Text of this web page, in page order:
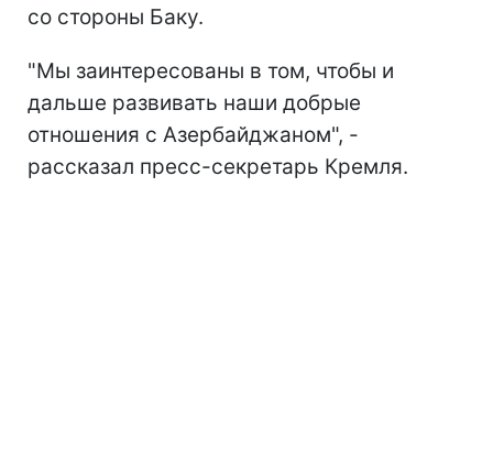
со стороны Баку.
"Мы заинтересованы в том, чтобы и
дальше развивать наши добрые
отношения с Азербайджаном", -
рассказал пресс-секретарь Кремля.